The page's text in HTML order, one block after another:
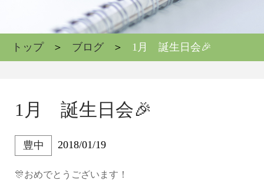
トップ ブログ 1月 誕生日会🎉
1月 誕生日会🎉
豊中 2018/01/19
🎊おめでとうございます！